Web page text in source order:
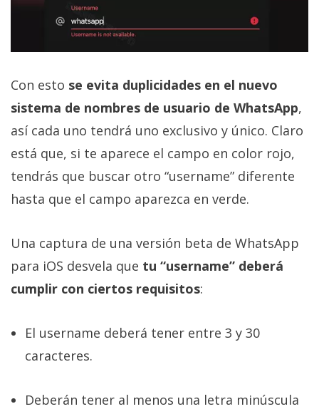
Con esto se evita duplicidades en el nuevo
sistema de nombres de usuario de WhatsApp,
así cada uno tendrá uno exclusivo y único. Claro
está que, si te aparece el campo en color rojo,
tendrás que buscar otro “username” diferente
hasta que el campo aparezca en verde.
Una captura de una versión beta de WhatsApp
para iOS desvela que tu “username” deberá
cumplir con ciertos requisitos:
El username deberá tener entre 3 y 30
caracteres.
Deberán tener al menos una letra minúscula